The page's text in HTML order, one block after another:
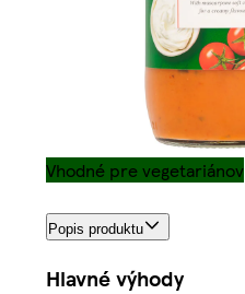
Vhodné pre vegetariánov
Popis produktu
Hlavné výhody